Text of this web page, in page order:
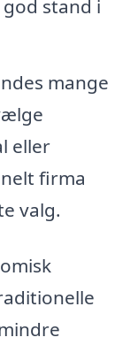
stand i
mange
eller
firma
valg.